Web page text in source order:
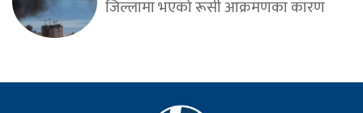
जिल्लामा भएको रूसी आक्रमणका कारण